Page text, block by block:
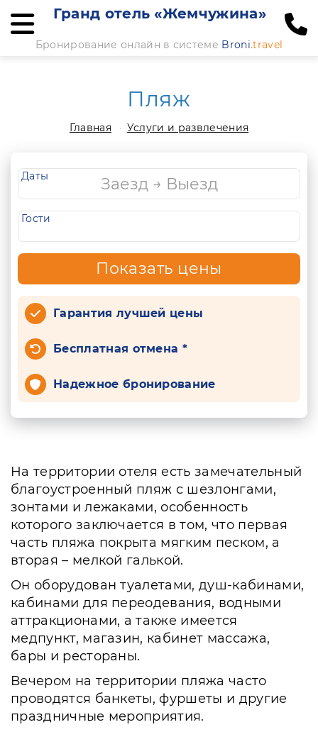
Гранд отель «Жемчужина»
Бронирование онлайн в системе Broni.travel
Пляж
Главная Услуги и развлечения
Даты
Гости
Показать цены
Гарантия лучшей цены
Бесплатная отмена *
Надежное бронирование
На территории отеля есть замечательный
благоустроенный пляж с шезлонгами,
зонтами и лежаками, особенность
которого заключается в том, что первая
часть пляжа покрыта мягким песком, а
вторая – мелкой галькой.
Он оборудован туалетами, душ-кабинами,
кабинами для переодевания, водными
аттракционами, а также имеется
медпункт, магазин, кабинет массажа,
бары и рестораны.
Вечером на территории пляжа часто
проводятся банкеты, фуршеты и другие
праздничные мероприятия.